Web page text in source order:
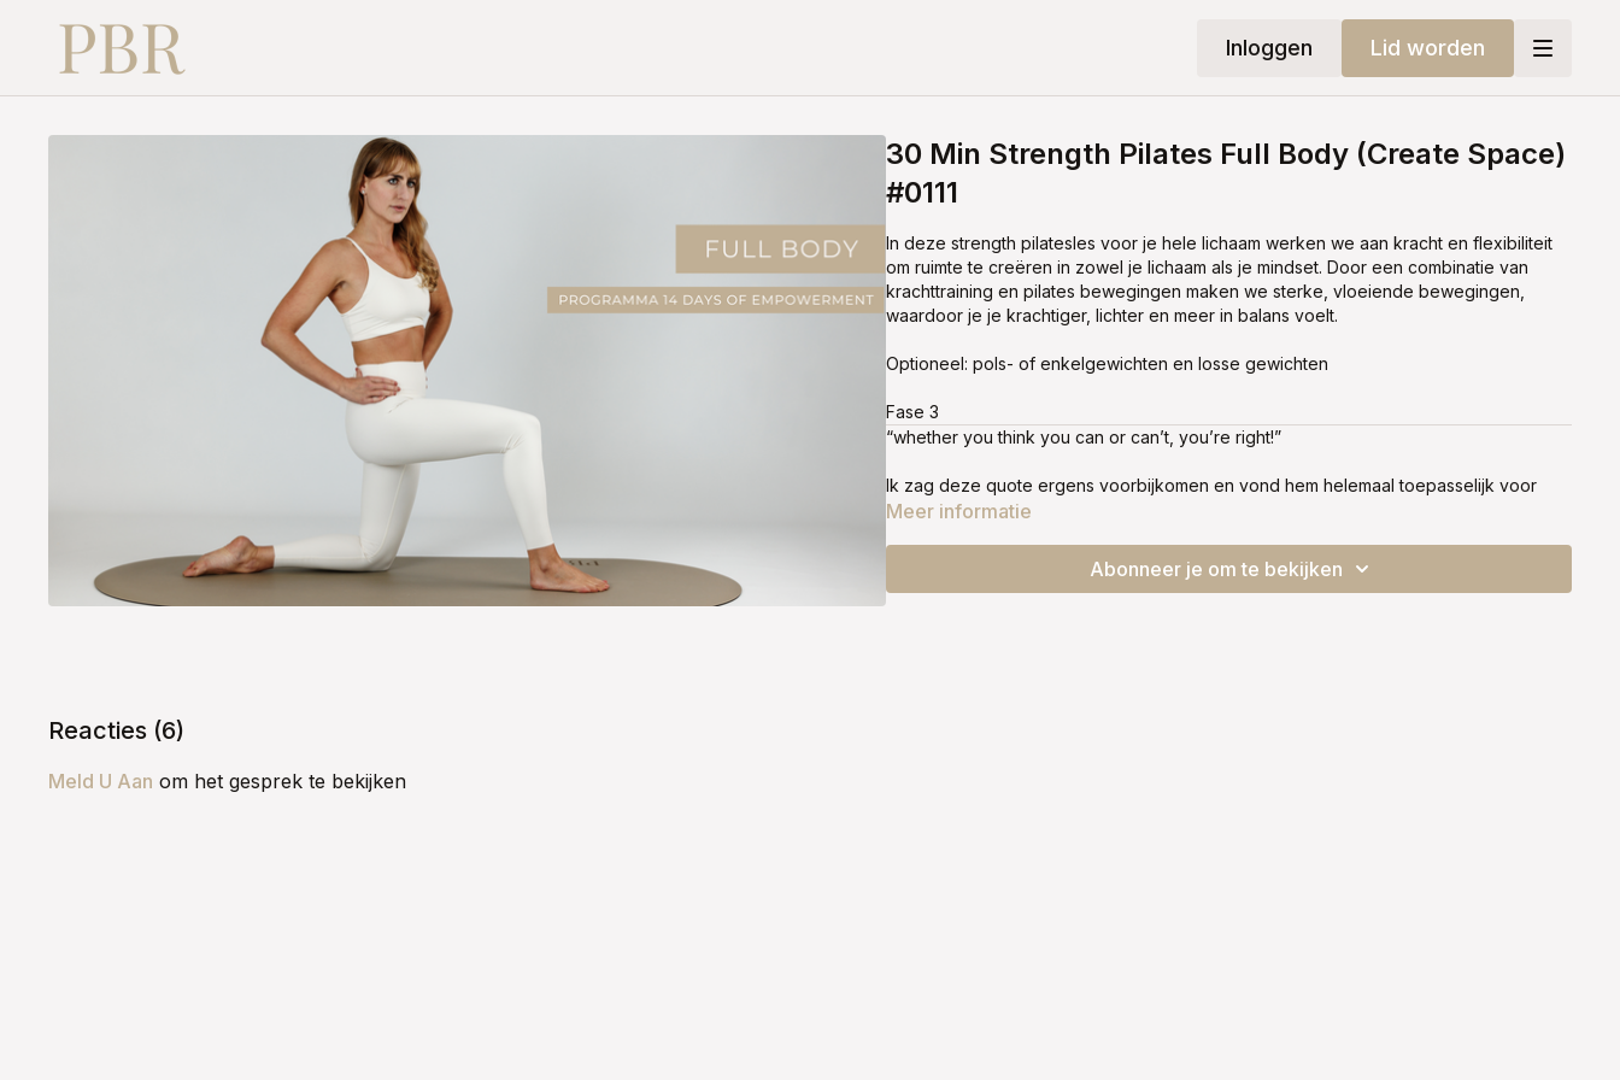
Inloggen Lid worden
30 Min Strength Pilates Full Body (Create Space)
#0111
In deze strength pilatesles voor je hele lichaam werken we aan kracht en flexibiliteit
om ruimte te creëren in zowel je lichaam als je mindset. Door een combinatie van
krachttraining en pilates bewegingen maken we sterke, vloeiende bewegingen,
waardoor je je krachtiger, lichter en meer in balans voelt.
Optioneel: pols- of enkelgewichten en losse gewichten
Fase 3
“whether you think you can or can’t, you’re right!”
Ik zag deze quote ergens voorbijkomen en vond hem helemaal toepasselijk voor
deze les! Mindset is echt alles en als je gelooft dat je de les van vandaag gaat
deze les terugkomen. Ik hoop dat jullie vandaag net zo veel plezier aan deze les
hebben als dat ik had tijdens het filmen!
Meer informatie
Abonneer je om te bekijken
Reacties (6)
Meld U Aan om het gesprek te bekijken